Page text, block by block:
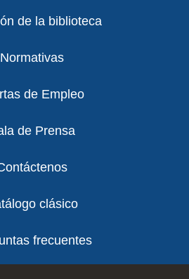
de la biblioteca
Normativas
de Empleo
de Prensa
clásico
frecuentes